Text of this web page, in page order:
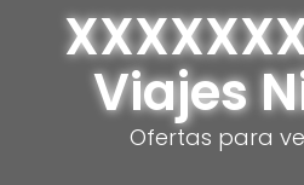
Viajes
Ofertas para